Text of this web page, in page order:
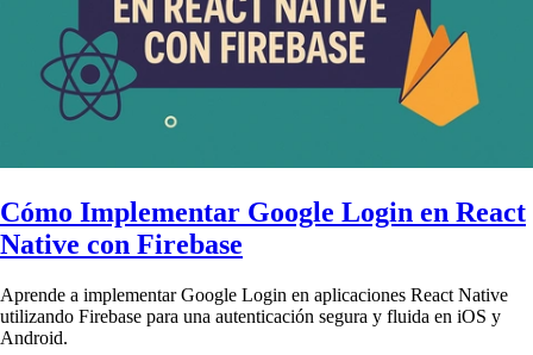
Cómo Implementar Google Login en React
Native con Firebase
Aprende a implementar Google Login en aplicaciones React Native
utilizando Firebase para una autenticación segura y fluida en iOS y
Android.